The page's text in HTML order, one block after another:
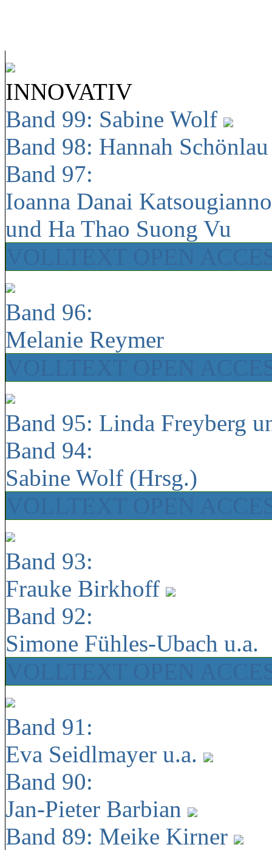
INNOVATIV
Band 99: Sabine Wolf
Band 98: Hannah
Band 97:
Ioanna Danai
und Ha Thao Suong Vu
Band 96:
Melanie Reymer
Band 95: Linda Freyberg
Band 94:
Sabine Wolf (Hrsg.)
Band 93:
Frauke Birkhoff
Band 92:
Simone Fühles-Ubach u.a.
Band 91:
Eva Seidlmayer u.a.
Band 90:
Jan-Pieter Barbian
Band 89: Meike Kirner